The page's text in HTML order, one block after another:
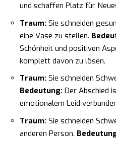
und schaffen Platz für
Traum: Sie schneiden
eine Vase zu stellen.
Schönheit und positiven
komplett davon zu lösen.
Traum: Sie schneiden
Bedeutung: Der Abschied
emotionalem Leid
Traum: Sie schneiden
anderen Person.